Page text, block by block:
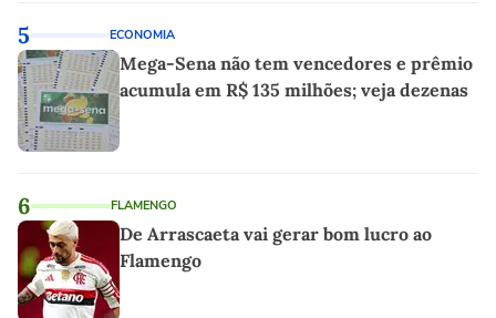
5 ECONOMIA
Mega-Sena não tem vencedores e prêmio
acumula em R$ 135 milhões; veja dezenas
6 FLAMENGO
De Arrascaeta vai gerar bom lucro ao
Flamengo